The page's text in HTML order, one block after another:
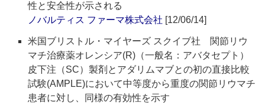
性と安全性が示される
ノバルティス ファーマ株式会社 [12/06/14]
米国ブリストル・マイヤーズ スクイブ社 関節リウ
マチ治療薬オレンシア(R)（一般名：アバタセプト）
皮下注（SC）製剤とアダリムマブとの初の直接比較
試験(AMPLE)において中等度から重度の関節リウマチ
患者に対し、同様の有効性を示す